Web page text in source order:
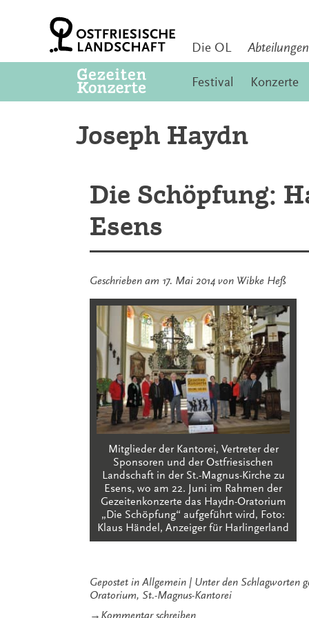
Die OL Abteilungen
Festival Konzerte
Joseph Haydn
Die Schöpfung:
Esens
Geschrieben am 17. Mai 2014 von Wibke Heß
Mitglieder der Kantorei, Vertreter der
Sponsoren und der Ostfriesischen
Landschaft in der St.-Magnus-Kirche zu
Esens, wo am 22. Juni im Rahmen der
Gezeitenkonzerte das Haydn-Oratorium
„Die Schöpfung“ aufgeführt wird, Foto:
Klaus Händel, Anzeiger für Harlingerland
Gepostet in Allgemein Unter den Schlagworten
Oratorium, St.-Magnus-Kantorei
→ Kommentar schreibenzu